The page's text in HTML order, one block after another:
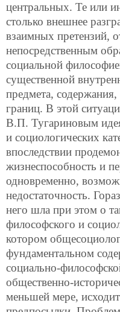
центральных. Те или
столько внешнее
взаимных претензий,
непосредственным
социальной
существенной
предмета,
границ. В этой
В.П. Тугариновым
и социологических
впоследствии
жизнеспособность и
одновременно,
недостаточность.
него шла при этом о
философского и
котором
фундаментальном
социально-
общественно-
меньшей мере,